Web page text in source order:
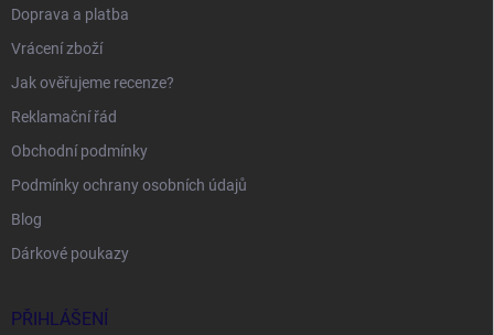
Doprava a platba
Vrácení zboží
Jak ověřujeme recenze?
Reklamační řád
Obchodní podmínky
Podmínky ochrany osobních údajů
Blog
Dárkové poukazy
PŘIHLÁŠENÍ